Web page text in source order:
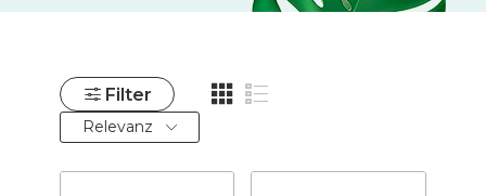
Filter
Relevanz